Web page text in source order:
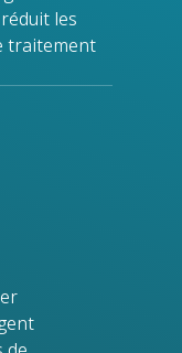
les
traitement